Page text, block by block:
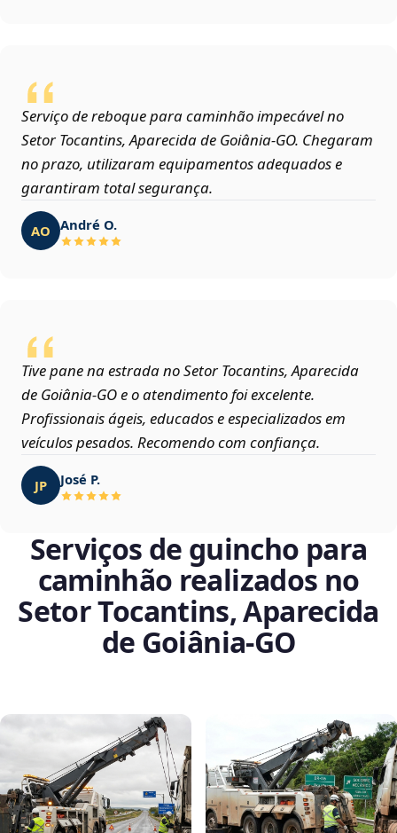
Serviço de reboque para caminhão impecável no
Setor Tocantins, Aparecida de Goiânia‑GO. Chegaram
no prazo, utilizaram equipamentos adequados e
garantiram total segurança.
AO André O.
Tive pane na estrada no Setor Tocantins, Aparecida
de Goiânia‑GO e o atendimento foi excelente.
Profissionais ágeis, educados e especializados em
veículos pesados. Recomendo com confiança.
JP José P.
Serviços de guincho para
caminhão realizados no
Setor Tocantins, Aparecida
de Goiânia‑GO